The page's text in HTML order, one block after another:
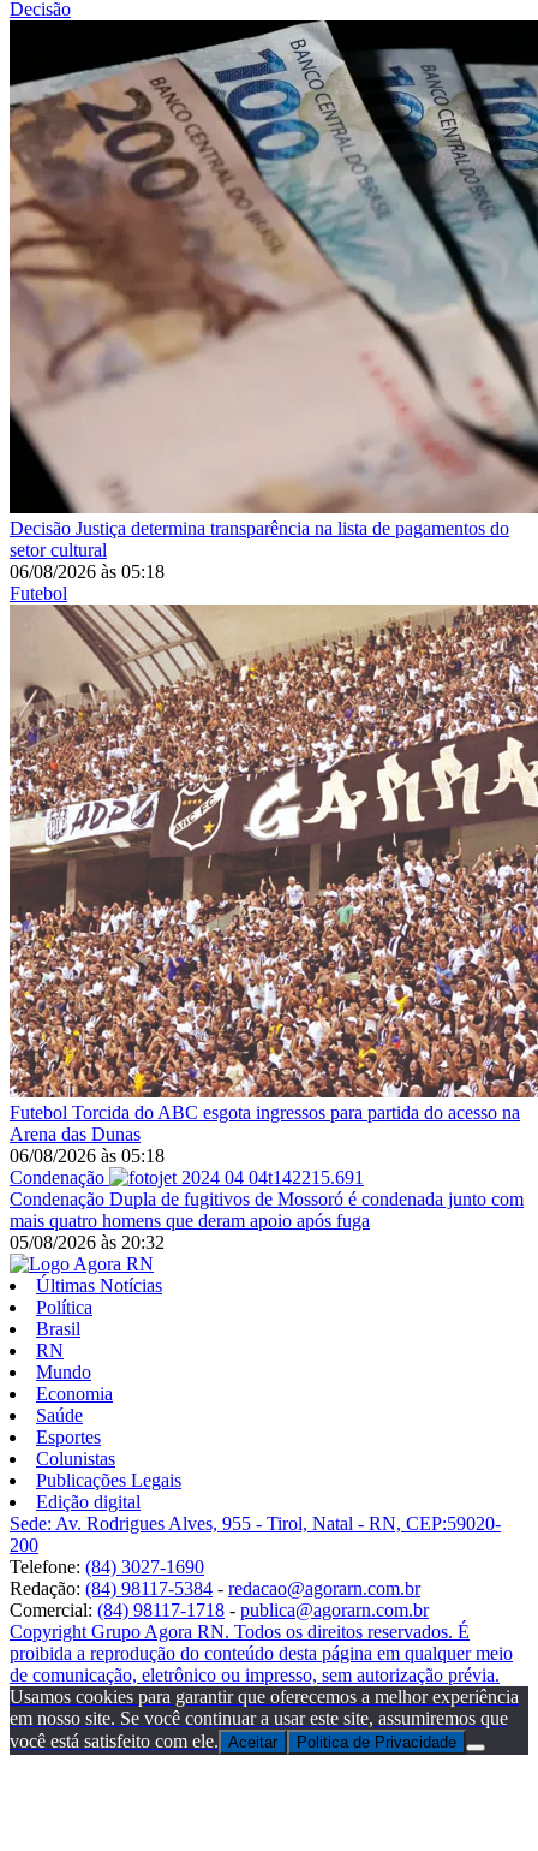
Decisão
Decisão Justiça determina transparência na lista de pagamentos do
setor cultural
06/08/2026 às 05:18
Futebol
Futebol Torcida do ABC esgota ingressos para partida do acesso na
Arena das Dunas
06/08/2026 às 05:18
Condenação
Condenação Dupla de fugitivos de Mossoró é condenada junto com
mais quatro homens que deram apoio após fuga
05/08/2026 às 20:32
Últimas Notícias
Política
Brasil
RN
Mundo
Economia
Saúde
Esportes
Colunistas
Publicações Legais
Edição digital
Sede: Av. Rodrigues Alves, 955 - Tirol, Natal - RN, CEP:59020-
200
Telefone: (84) 3027-1690
Redação: (84) 98117-5384 - redacao@agorarn.com.br
Comercial: (84) 98117-1718 - publica@agorarn.com.br
Copyright Grupo Agora RN. Todos os direitos reservados. É
proibida a reprodução do conteúdo desta página em qualquer meio
de comunicação, eletrônico ou impresso, sem autorização prévia.
Usamos cookies para garantir que oferecemos a melhor experiência
em nosso site. Se você continuar a usar este site, assumiremos que
você está satisfeito com ele. Aceitar Politica de Privacidade